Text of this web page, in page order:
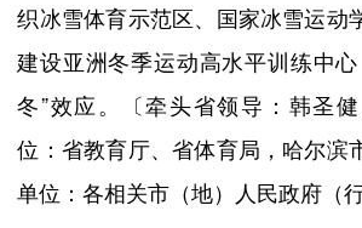
织冰雪体育示范区、国家冰雪运动
建设亚洲冬季运动高水平训练中
冬”效应。〔牵头省领导：韩圣
位：省教育厅、省体育局，哈尔滨
单位：各相关市（地）人民政府（行